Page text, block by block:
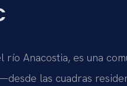
río Anacostia, es una
las cuadras